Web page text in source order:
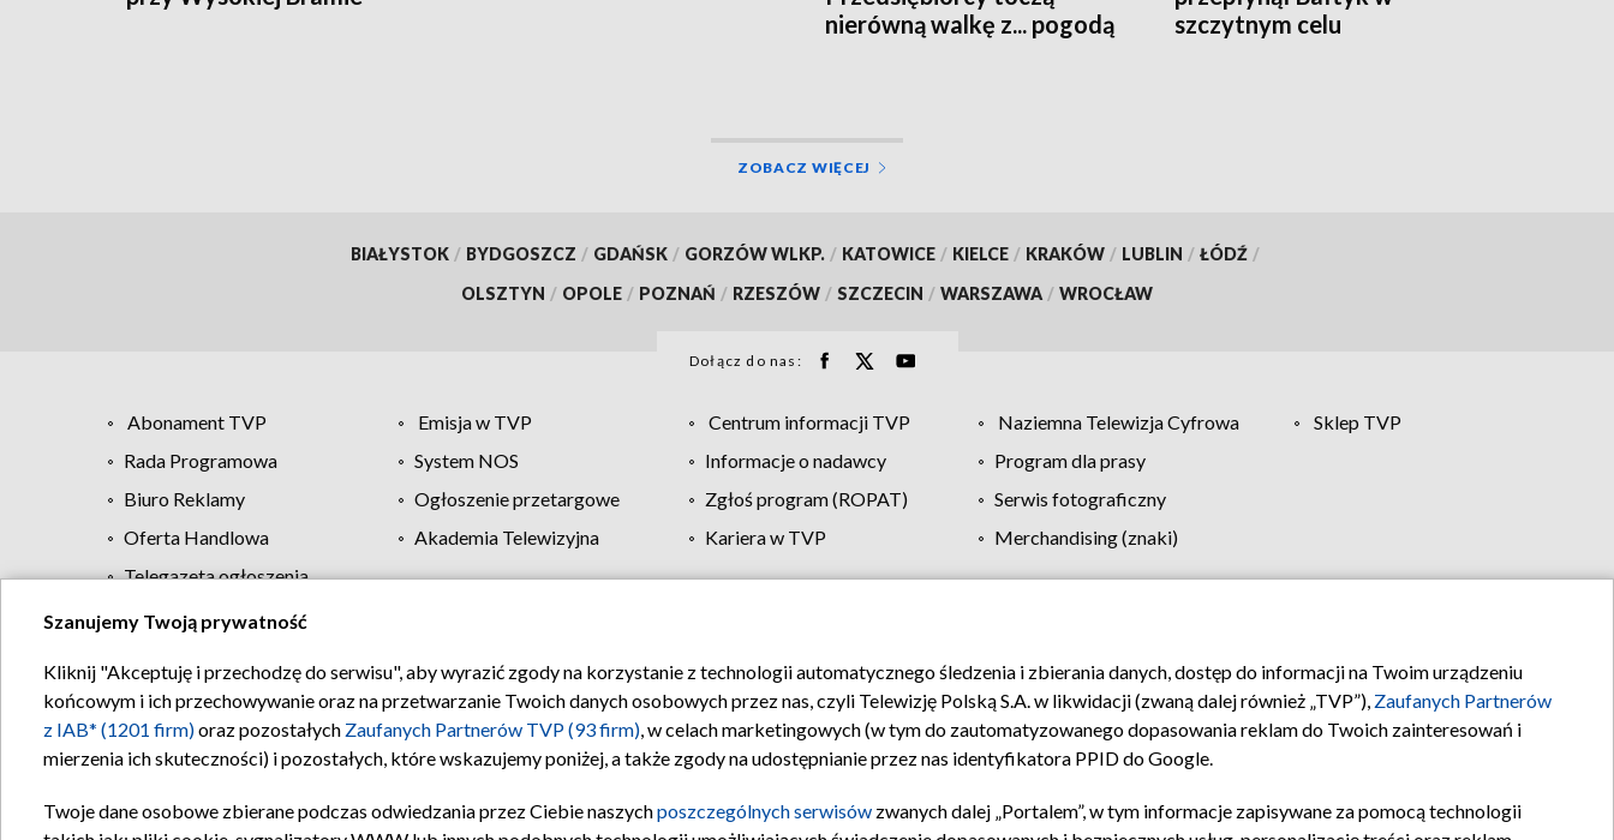
nierówną walkę z... pogodą
szczytnym celu
ZOBACZ WIĘCEJ
BIAŁYSTOK / BYDGOSZCZ / GDAŃSK / GORZÓW WLKP. / KATOWICE / KIELCE / KRAKÓW / LUBLIN / ŁÓDŹ /
OLSZTYN / OPOLE / POZNAŃ / RZESZÓW / SZCZECIN / WARSZAWA / WROCŁAW
Dołącz do nas:
Abonament TVP Emisja w TVP Centrum informacji TVP Naziemna Telewizja Cyfrowa
Sklep TVP
Rada Programowa
System NOS Informacje o nadawcy
Program dla prasy
Biuro Reklamy
Ogłoszenie przetargowe Zgłoś program (ROPAT)
Serwis fotograficzny
Oferta Handlowa
Akademia Telewizyjna Kariera w TVP
Merchandising (znaki)
Telegazeta ogłoszenia
Regulamin TVP Polityka prywatności Moje zgody Pomoc Biuro reklamy Kontakt
Szanujemy Twoją prywatność
Kliknij "Akceptuję i przechodzę do serwisu", aby wyrazić zgody na korzystanie z technologii automatycznego śledzenia i zbierania danych, dostęp do informacji na Twoim urządzeniu
końcowym i ich przechowywanie oraz na przetwarzanie Twoich danych osobowych przez nas, czyli Telewizję Polską S.A. w likwidacji (zwaną dalej również „TVP”), Zaufanych Partnerów
z IAB* (1201 firm)oraz pozostałych Zaufanych Partnerów TVP (93 firm), w celach marketingowych (w tym do zautomatyzowanego dopasowania reklam do Twoich zainteresowań i
mierzenia ich skuteczności) i pozostałych, które wskazujemy poniżej, a także zgody na udostępnianie przez nas identyfikatora PPID do Google.
Twoje dane osobowe zbierane podczas odwiedzania przez Ciebie naszychposzczególnych serwisów zwanych dalej „Portalem”, w tym informacje zapisywane za pomocą technologii